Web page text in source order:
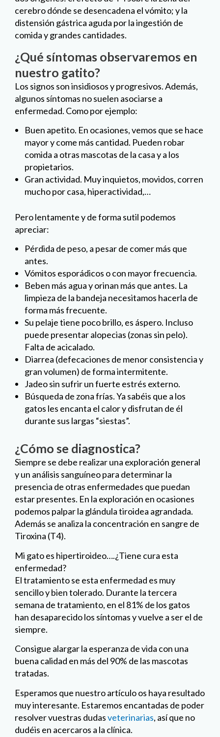
cerebro dónde se desencadena el vómito; y la
distensión gástrica aguda por la ingestión de
comida y grandes cantidades.
¿Qué síntomas observaremos en
nuestro gatito?
Los signos son insidiosos y progresivos. Además,
algunos síntomas no suelen asociarse a
enfermedad. Como por ejemplo:
Buen apetito. En ocasiones, vemos que se hace
mayor y come más cantidad. Pueden robar
comida a otras mascotas de la casa y a los
propietarios.
Gran actividad. Muy inquietos, movidos, corren
mucho por casa, hiperactividad,…
Pero lentamente y de forma sutil podemos
apreciar:
Pérdida de peso, a pesar de comer más que
antes.
Vómitos esporádicos o con mayor frecuencia.
Beben más agua y orinan más que antes. La
limpieza de la bandeja necesitamos hacerla de
forma más frecuente.
Su pelaje tiene poco brillo, es áspero. Incluso
puede presentar alopecias (zonas sin pelo).
Falta de acicalado.
Diarrea (defecaciones de menor consistencia y
gran volumen) de forma intermitente.
Jadeo sin sufrir un fuerte estrés externo.
Búsqueda de zona frías. Ya sabéis que a los
gatos les encanta el calor y disfrutan de él
durante sus largas “siestas”.
¿Cómo se diagnostica?
Siempre se debe realizar una exploración general
y un análisis sanguíneo para determinar la
presencia de otras enfermedades que puedan
estar presentes. En la exploración en ocasiones
podemos palpar la glándula tiroidea agrandada.
Además se analiza la concentración en sangre de
Tiroxina (T4).
Mi gato es hipertiroideo….¿Tiene cura esta
enfermedad?
El tratamiento se esta enfermedad es muy
sencillo y bien tolerado. Durante la tercera
semana de tratamiento, en el 81% de los gatos
han desaparecido los síntomas y vuelve a ser el de
siempre.
Consigue alargar la esperanza de vida con una
buena calidad en más del 90% de las mascotas
tratadas.
Esperamos que nuestro artículo os haya resultado
muy interesante. Estaremos encantadas de poder
resolver vuestras dudasveterinarias, así que no
dudéis en acercaros a la clínica.